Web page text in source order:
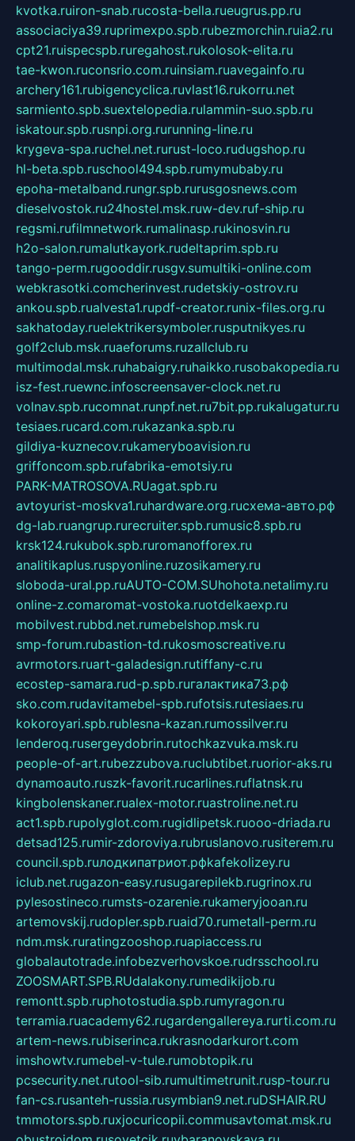
kvotka.ruiron-snab.rucosta-bella.rueugrus.pp.ru
associaciya39.ruprimexpo.spb.rubezmorchin.ruia2.ru
cpt21.ruispecspb.ruregahost.rukolosok-elita.ru
tae-kwon.ruconsrio.com.ruinsiam.ruavegainfo.ru
archery161.rubigencyclica.ruvlast16.rukorru.net
sarmiento.spb.suextelopedia.rulammin-suo.spb.ru
iskatour.spb.rusnpi.org.rurunning-line.ru
krygeva-spa.ruchel.net.rurust-loco.rudugshop.ru
hl-beta.spb.ruschool494.spb.rumymubaby.ru
epoha-metalband.rungr.spb.rurusgosnews.com
dieselvostok.ru24hostel.msk.ruw-dev.ruf-ship.ru
regsmi.rufilmnetwork.rumalinasp.rukinosvin.ru
h2o-salon.rumalutkayork.rudeltaprim.spb.ru
tango-perm.rugooddir.rusgv.sumultiki-online.com
webkrasotki.comcherinvest.rudetskiy-ostrov.ru
ankou.spb.rualvesta1.rupdf-creator.runix-files.org.ru
sakhatoday.ruelektrikersymboler.rusputnikyes.ru
golf2club.msk.ruaeforums.ruzallclub.ru
multimodal.msk.ruhabaigry.ruhaikko.rusobakopedia.ru
isz-fest.ruewnc.infoscreensaver-clock.net.ru
volnav.spb.rucomnat.runpf.net.ru7bit.pp.rukalugatur.ru
tesiaes.rucard.com.rukazanka.spb.ru
gildiya-kuznecov.rukameryboavision.ru
griffoncom.spb.rufabrika-emotsiy.ru
PARK-MATROSOVA.RUagat.spb.ru
avtoyurist-moskva1.ruhardware.org.ruсхема-авто.рф
dg-lab.ruangrup.rurecruiter.spb.rumusic8.spb.ru
krsk124.rukubok.spb.ruromanofforex.ru
analitikaplus.ruspyonline.ruzosikamery.ru
sloboda-ural.pp.ruAUTO-COM.SUhohota.netalimy.ru
online-z.comaromat-vostoka.ruotdelkaexp.ru
mobilvest.rubbd.net.rumebelshop.msk.ru
smp-forum.rubastion-td.rukosmoscreative.ru
avrmotors.ruart-galadesign.rutiffany-c.ru
ecostep-samara.rud-p.spb.ruгалактика73.рф
sko.com.rudavitamebel-spb.rufotsis.rutesiaes.ru
kokoroyari.spb.rublesna-kazan.rumossilver.ru
lenderoq.rusergeydobrin.rutochkazvuka.msk.ru
people-of-art.rubezzubova.ruclubtibet.ruorior-aks.ru
dynamoauto.ruszk-favorit.rucarlines.ruflatnsk.ru
kingbolenskaner.rualex-motor.ruastroline.net.ru
act1.spb.rupolyglot.com.rugidlipetsk.ruooo-driada.ru
detsad125.rumir-zdoroviya.rubruslanovo.rusiterem.ru
council.spb.ruлодкипатриот.рфkafekolizey.ru
iclub.net.rugazon-easy.rusugarepilekb.rugrinox.ru
pylesostineco.rumsts-ozarenie.rukameryjooan.ru
artemovskij.rudopler.spb.ruaid70.rumetall-perm.ru
ndm.msk.ruratingzooshop.ruapiaccess.ru
globalautotrade.infobezverhovskoe.rudrsschool.ru
ZOOSMART.SPB.RUdalakony.rumedikijob.ru
remontt.spb.ruphotostudia.spb.rumyragon.ru
terramia.ruacademy62.rugardengallereya.rurti.com.ru
artem-news.rubiserinca.rukrasnodarkurort.com
imshowtv.rumebel-v-tule.rumobtopik.ru
pcsecurity.net.rutool-sib.rumultimetrunit.rusp-tour.ru
fan-cs.rusanteh-russia.rusymbian9.net.ruDSHAIR.RU
tmmotors.spb.ruxjocuricopii.commusavtomat.msk.ru